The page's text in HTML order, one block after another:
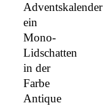
Adventskalender
ein
Mono-
Lidschatten
in der
Farbe
Antique